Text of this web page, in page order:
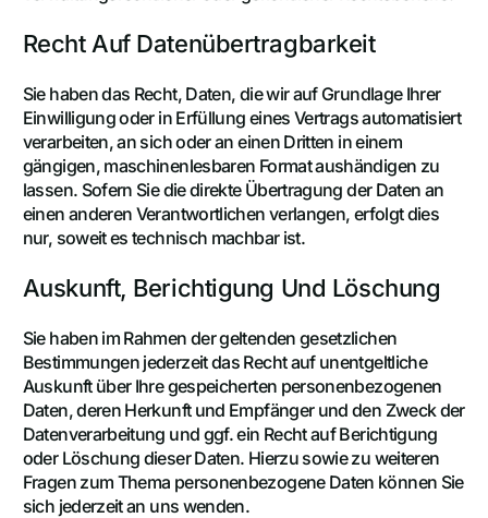
Recht Auf Daten­übertrag­barkeit
Sie haben das Recht, Daten, die wir auf Grundlage Ihrer
Einwilligung oder in Erfüllung eines Vertrags automatisiert
verarbeiten, an sich oder an einen Dritten in einem
gängigen, maschinenlesbaren Format aushändigen zu
lassen. Sofern Sie die direkte Übertragung der Daten an
einen anderen Verantwortlichen verlangen, erfolgt dies
nur, soweit es technisch machbar ist.
Auskunft, Berichtigung Und Löschung
Sie haben im Rahmen der geltenden gesetzlichen
Bestimmungen jederzeit das Recht auf unentgeltliche
Auskunft über Ihre gespeicherten personenbezogenen
Daten, deren Herkunft und Empfänger und den Zweck der
Datenverarbeitung und ggf. ein Recht auf Berichtigung
oder Löschung dieser Daten. Hierzu sowie zu weiteren
Fragen zum Thema personenbezogene Daten können Sie
sich jederzeit an uns wenden.